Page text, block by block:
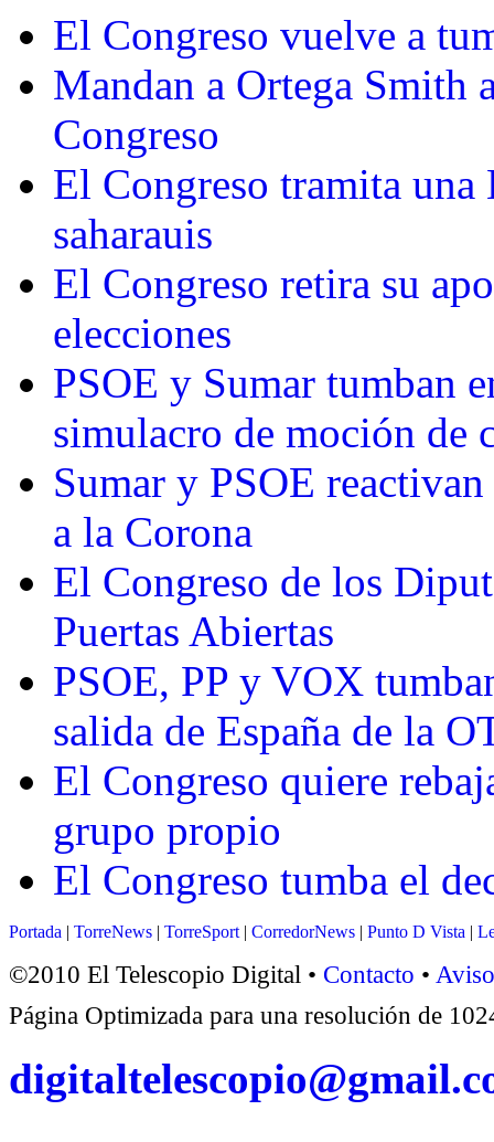
El Congreso vuelve a
Mandan a Ortega Smith
Congreso
El Congreso tramita
saharauis
El Congreso retira su
elecciones
PSOE y Sumar tumban
simulacro de moción de
Sumar y PSOE
a la Corona
El Congreso de los
Puertas Abiertas
PSOE, PP y VOX
salida de España de la
El Congreso quiere
grupo propio
El Congreso tumba el
Portada | TorreNews | TorreSport | CorredorNews | Punto D Vista |
©2010 El Telescopio Digital • Contacto •
Página Optimizada para una resolución de